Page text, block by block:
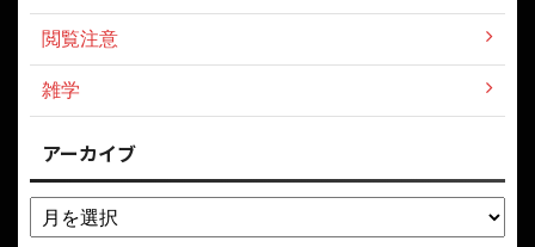
閲覧注意
雑学
アーカイブ